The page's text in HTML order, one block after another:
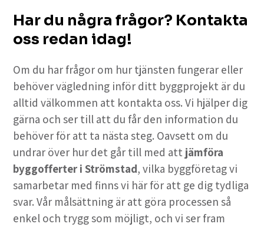
Har du några frågor? Kontakta
oss redan idag!
Om du har frågor om hur tjänsten fungerar eller
behöver vägledning inför ditt byggprojekt är du
alltid välkommen att kontakta oss. Vi hjälper dig
gärna och ser till att du får den information du
behöver för att ta nästa steg. Oavsett om du
undrar över hur det går till med att jämföra
byggofferter i Strömstad, vilka byggföretag vi
samarbetar med finns vi här för att ge dig tydliga
svar. Vår målsättning är att göra processen så
enkel och trygg som möjligt, och vi ser fram